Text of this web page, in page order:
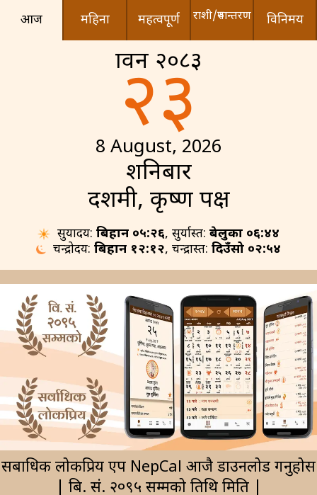
आज महिना महत्वपूर्ण राशी/रुपान्तरण विनिमय
श्रावन २०८३
२३
8 August, 2026
शनिबार
दशमी, कृष्ण पक्ष
सुर्योदय: बिहान ०५:२६, सुर्यास्त: बेलुका ०६:४४
चन्द्रोदय: बिहान १२:१२, चन्द्रास्त: दिउँसो ०२:५४
सर्बाधिक लोकप्रिय एप NepCal आजै डाउनलोड गर्नुहोस
| बि. सं. २०९५ सम्मको तिथि मिति |